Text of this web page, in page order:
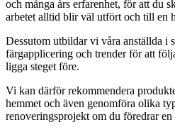
och många års erfarenhet, för att du
arbetet alltid blir väl utfört och till en
Dessutom utbildar vi våra anställda i
färgapplicering och trender för att
ligga steget före.
Vi kan därför rekommendera
hemmet och även genomföra olika
renoveringsprojekt om du föredrar